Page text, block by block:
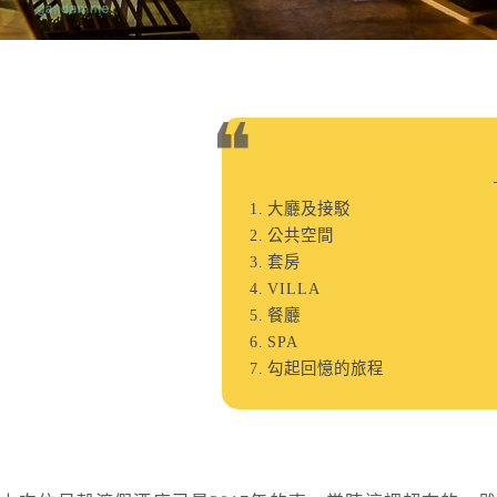
大廳及接駁
公共空間
套房
VILLA
餐廳
SPA
勾起回憶的旅程